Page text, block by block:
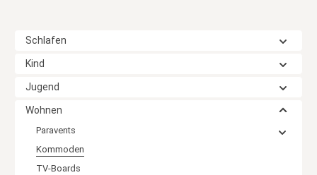
Schlafen
Kind
Jugend
Wohnen
Paravents
Kommoden
TV-Boards